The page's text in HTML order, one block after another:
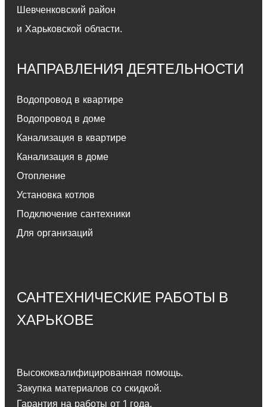
Шевченковский район
и Харьковской области.
НАПРАВЛЕНИЯ ДЕЯТЕЛЬНОСТИ
Водопровод в квартире
Водопровод в доме
Канализация в квартире
Канализация в доме
Отопление
Установка котлов
Подключение сантехники
Для организаций
САНТЕХНИЧЕСКИЕ РАБОТЫ В
ХАРЬКОВЕ
Высококвалифицированная помощь.
Закупка материалов со скидкой.
Гарантия на работы от 1 года.